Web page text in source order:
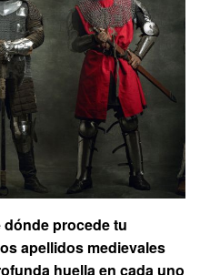
procede tu
apellidos medievales
huella en cada uno